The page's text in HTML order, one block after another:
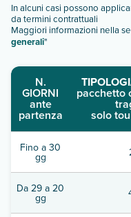
In alcuni casi possono
da termini contrattuali
Maggiori informazioni nella
generali"
N.
GIORNI
ante
partenza
pacchetto
solo
Fino a 30
gg
Da 29 a 20
gg